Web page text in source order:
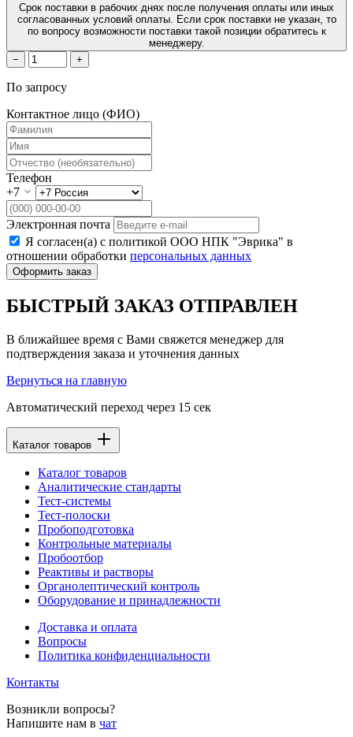
Срок поставки в рабочих днях после получения оплаты или иных
согласованных условий оплаты. Если срок поставки не указан, то
по вопросу возможности поставки такой позиции обратитесь к
менеджеру.
−
+
По запросу
Контактное лицо (ФИО)
Телефон
+7
Электронная почта
Я согласен(а) с политикой ООО НПК "Эврика" в
отношении обработки персональных данных
Оформить заказ
БЫСТРЫЙ ЗАКАЗ ОТПРАВЛЕН
В ближайшее время с Вами свяжется менеджер для
подтверждения заказа и уточнения данных
Вернуться на главную
Автоматический переход через 15 сек
Каталог товаров
Каталог товаров
Аналитические стандарты
Тест-системы
Тест-полоски
Пробоподготовка
Контрольные материалы
Пробоотбор
Реактивы и растворы
Органолептический контроль
Оборудование и принадлежности
Доставка и оплата
Вопросы
Политика конфиденциальности
Контакты
Возникли вопросы?
Напишите нам в чат